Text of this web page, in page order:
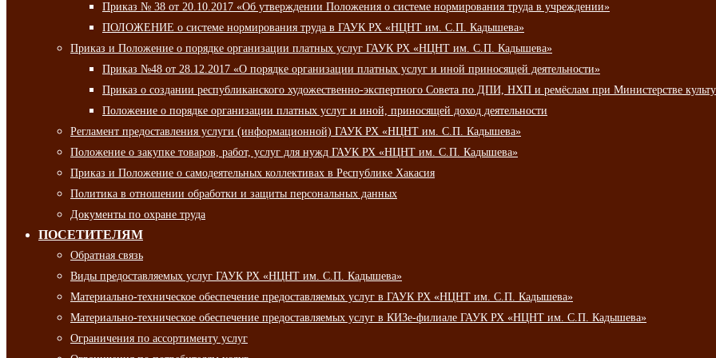
Приказ № 38 от 20.10.2017 «Об утверждении Положения о системе нормирования труда в учреждении»
ПОЛОЖЕНИЕ о системе нормирования труда в ГАУК РХ «НЦНТ им. С.П. Кадышева»
Приказ и Положение о порядке организации платных услуг ГАУК РХ «НЦНТ им. С.П. Кадышева»
Приказ №48 от 28.12.2017 «О порядке организации платных услуг и иной приносящей деятельности»
Приказ о создании республиканского художественно-экспертного Совета по ДПИ, НХП и ремёслам при Министерстве
Положение о порядке организации платных услуг и иной, приносящей доход деятельности
Регламент предоставления услуги (информационной) ГАУК РХ «НЦНТ им. С.П. Кадышева»
Положение о закупке товаров, работ, услуг для нужд ГАУК РХ «НЦНТ им. С.П. Кадышева»
Приказ и Положение о самодеятельных коллективах в Республике Хакасия
Политика в отношении обработки и защиты персональных данных
Документы по охране труда
ПОСЕТИТЕЛЯМ
Обратная связь
Виды предоставляемых услуг ГАУК РХ «НЦНТ им. С.П. Кадышева»
Материально-техническое обеспечение предоставляемых услуг в ГАУК РХ «НЦНТ им. С.П. Кадышева»
Материально-техническое обеспечение предоставляемых услуг в КИЗе-филиале ГАУК РХ «НЦНТ им. С.П. Кадышева»
Ограничения по ассортименту услуг